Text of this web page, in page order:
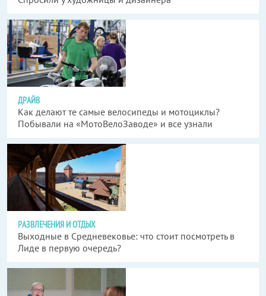
ДРАЙВ
Как делают те самые велосипеды и мотоциклы?
Побывали на «МотоВелоЗаводе» и все узнали
РАЗВЛЕЧЕНИЯ И ОТДЫХ
Выходные в Средневековье: что стоит посмотреть в
Лиде в первую очередь?